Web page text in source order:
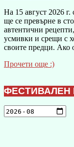
На 15 август 2026
ще се превърне в
автентични
усмивки и срещи с
своите предци. Ако
Прочети още :)
ФЕСТИВАЛЕН